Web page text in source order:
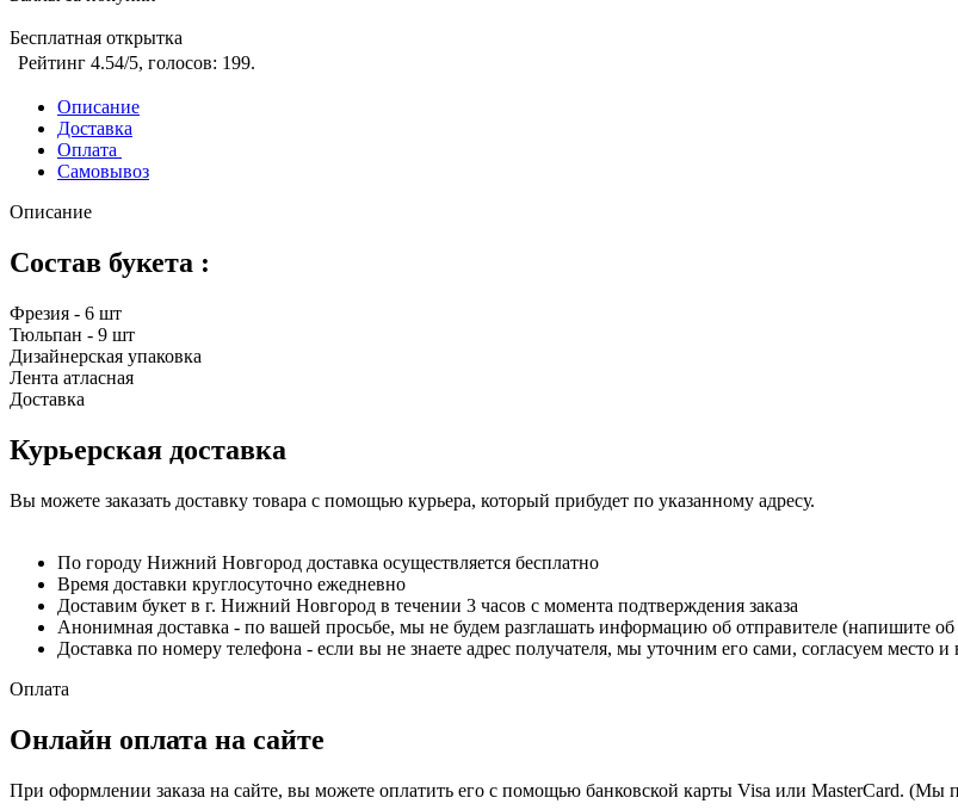
Бесплатная открытка
Рейтинг 4.54/5, голосов: 199.
Описание
Доставка
Оплата
Самовывоз
Описание
Состав букета :
Фрезия - 6 шт
Тюльпан - 9 шт
Дизайнерская упаковка
Лента атласная
Доставка
Курьерская доставка
Вы можете заказать доставку товара с помощью курьера, который прибудет по указанному адресу.
По городу Нижний Новгород доставка осуществляется бесплатно
Время доставки круглосуточно ежедневно
Доставим букет в г. Нижний Новгород в течении 3 часов с момента подтверждения заказа
Анонимная доставка - по вашей просьбе, мы не будем разглашать информацию об отправителе (напишите об
Доставка по номеру телефона - если вы не знаете адрес получателя, мы уточним его сами, согласуем место и
Оплата
Онлайн оплата на сайте
При оформлении заказа на сайте, вы можете оплатить его с помощью банковской карты Visa или MasterCard.